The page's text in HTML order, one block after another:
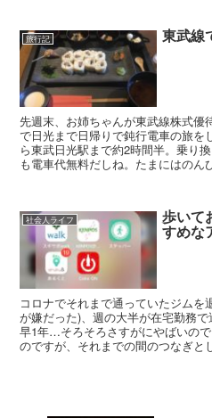
旅行記 東武線
先週末、お姉ちゃんが東武線株式優
で日光まで日帰りで鈍行電車の旅を
ら東武日光駅まで約2時間半。乗り
も電車代無料だしね。たまにはのん
社会人ライフ 歩いて
すめな
コロナでそれまで通っていたジムを
が嫌だった)、週の大半が在宅勤務
早1年…そろそろさすがにやばいの
のですが、それまでの間のつなぎと